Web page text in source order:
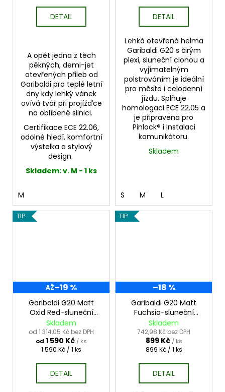
DETAIL
A opět jedna z těch
pěkných, demi-jet
otevřených přileb od
Garibaldi pro teplé letní
dny kdy lehký vánek
ovívá tvář při projížďce
na oblíbené silnici.
Certifikace ECE 22.06,
odolné hledí, komfortní
výstelka a stylový
design.
Skladem: v. M - 1 ks
M
DETAIL
Lehká otevřená helma
Garibaldi G20 s čirým
plexi, sluneční clonou a
vyjímatelným
polstrováním je ideální
pro město i celodenní
jízdu. Splňuje
homologaci ECE 22.05 a
je připravena pro
Pinlock® i instalaci
komunikátoru.
Skladem
S M L
TIP
AŽ–19 %
Garibaldi G20 Matt
Oxid Red-sluneční
clona
Skladem
od 1 314,05 Kč bez DPH
od 1 590 Kč / ks
Měrná
1 590 Kč / 1 ks
DETAIL
TIP
–18 %
Garibaldi G20 Matt
Fuchsia-sluneční
clona
Skladem
742,98 Kč bez DPH
899 Kč / ks
Měrná
899 Kč / 1 ks
DETAIL